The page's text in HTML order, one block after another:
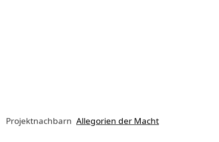
Projektnachbarn Allegorien der Macht